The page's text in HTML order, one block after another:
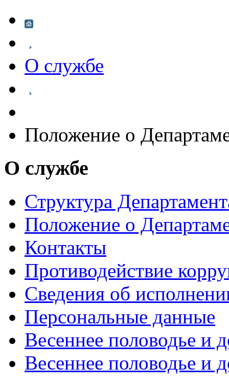
О службе
Положение о
О службе
Структура
Положение о
Контакты
Противодействие
Сведения об
Персональные данные
Весеннее половодье и
Весеннее половодье и